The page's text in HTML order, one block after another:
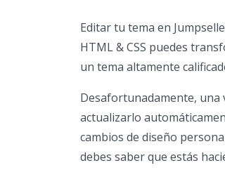
Editar tu tema en
HTML & CSS puedes
un tema altamente
Desafortunadamente, una
actualizarlo
cambios de diseño
debes saber que estás